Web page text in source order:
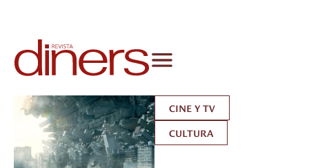
CINE Y TV
CULTURA